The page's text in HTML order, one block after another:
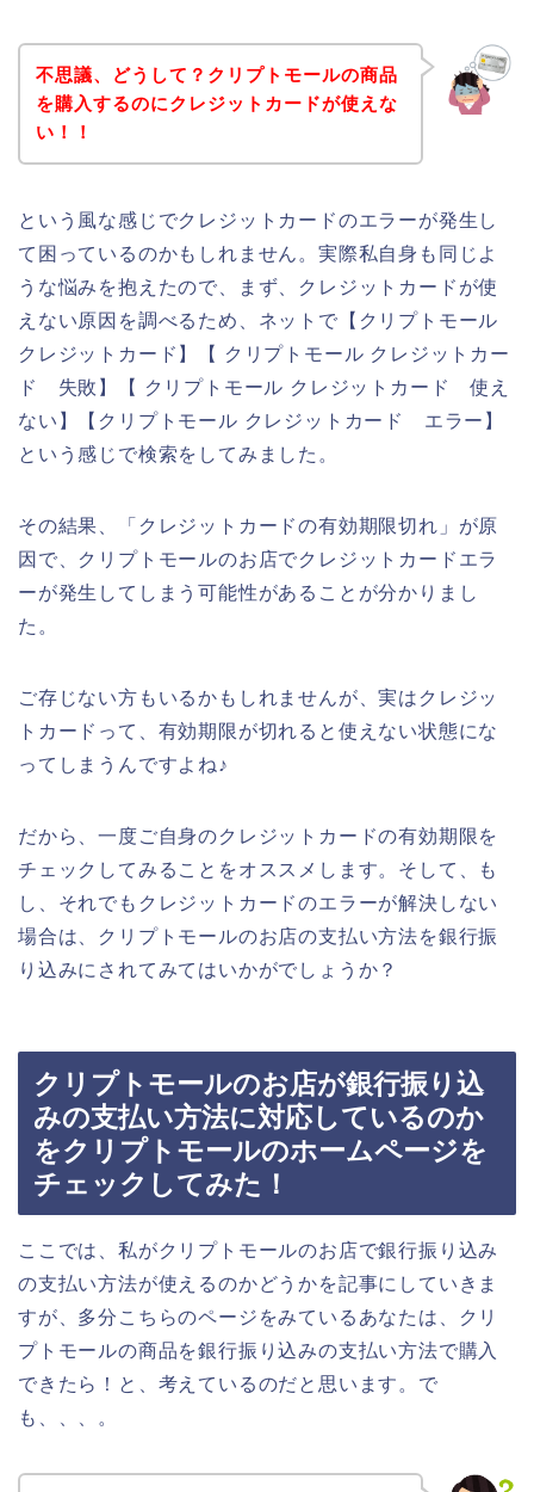
不思議、どうして？クリプトモールの商品
を購入するのにクレジットカードが使えな
い！！
という風な感じでクレジットカードのエラーが発生し
て困っているのかもしれません。実際私自身も同じよ
うな悩みを抱えたので、まず、クレジットカードが使
えない原因を調べるため、ネットで【クリプトモール
クレジットカード】【 クリプトモール クレジットカー
ド 失敗】【 クリプトモール クレジットカード 使え
ない】【クリプトモール クレジットカード エラー】
という感じで検索をしてみました。
その結果、「クレジットカードの有効期限切れ」が原
因で、クリプトモールのお店でクレジットカードエラ
ーが発生してしまう可能性があることが分かりまし
た。
ご存じない方もいるかもしれませんが、実はクレジッ
トカードって、有効期限が切れると使えない状態にな
ってしまうんですよね♪
だから、一度ご自身のクレジットカードの有効期限を
チェックしてみることをオススメします。そして、も
し、それでもクレジットカードのエラーが解決しない
場合は、クリプトモールのお店の支払い方法を銀行振
り込みにされてみてはいかがでしょうか？
クリプトモールのお店が銀行振り込
みの支払い方法に対応しているのか
をクリプトモールのホームページを
チェックしてみた！
ここでは、私がクリプトモールのお店で銀行振り込み
の支払い方法が使えるのかどうかを記事にしていきま
すが、多分こちらのページをみているあなたは、クリ
プトモールの商品を銀行振り込みの支払い方法で購入
できたら！と、考えているのだと思います。で
も、、、。